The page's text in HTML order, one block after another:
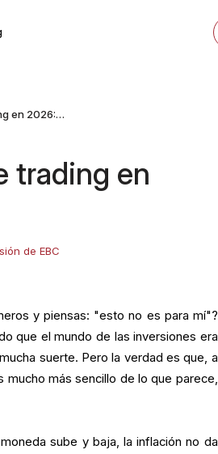
Cómo abrir una cuenta de trading en 2026: Guía real
trading en
de EBC
y piensas: "esto no es para mí"?
que el mundo de las inversiones era
suerte. Pero la verdad es que, a
mucho más sencillo de lo que parece,
sube y baja, la inflación no da